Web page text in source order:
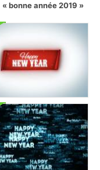
bonne année 2019